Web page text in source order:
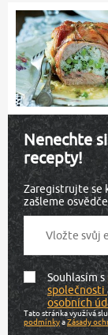
Nenechte
recepty!
Zaregistrujte se
zašleme
Souhlasím s
společnosti
osobních
Tato stránka využívá
podmínkyaZásady